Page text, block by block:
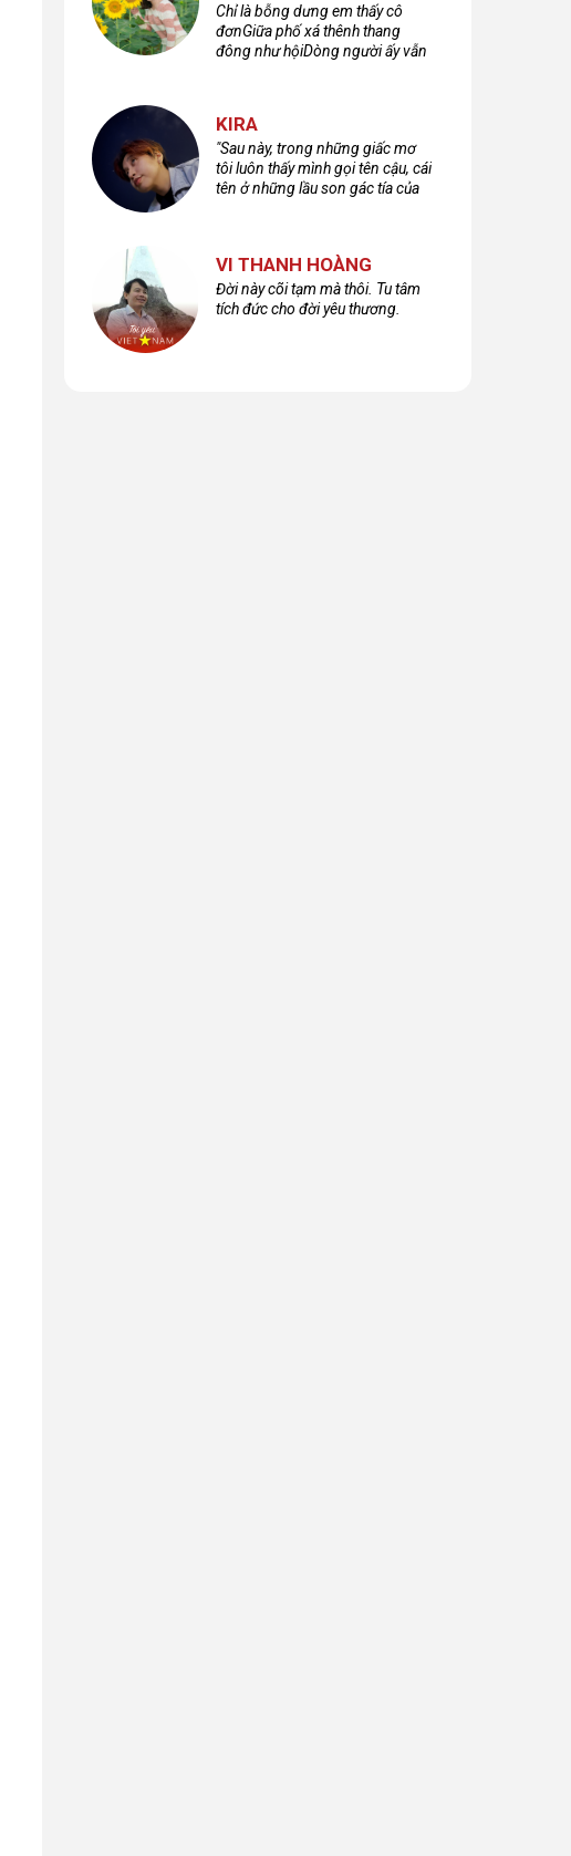
Chỉ là bỗng dưng em thấy cô
đơnGiữa phố xá thênh thang
đông như hộiDòng người ấy vẫn
KIRA
"Sau này, trong những giấc mơ
tôi luôn thấy mình gọi tên cậu, cái
tên ở những lầu son gác tía của
VI THANH HOÀNG
Đời này cõi tạm mà thôi. Tu tâm
tích đức cho đời yêu thương.